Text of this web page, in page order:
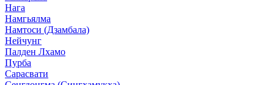
Нага
Намгьялма
Намтоси (Дзамбала)
Нейчунг
Палден Лхамо
Пурба
Сарасвати